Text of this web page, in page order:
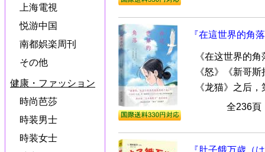
上海電視
悦游中国
南都娯楽周刊
その他
健康・ファッション
時尚芭莎
時装男士
時装女士
『在這世界的角
《在这世界的
《怒》《新哥
《龙猫》之后
全236